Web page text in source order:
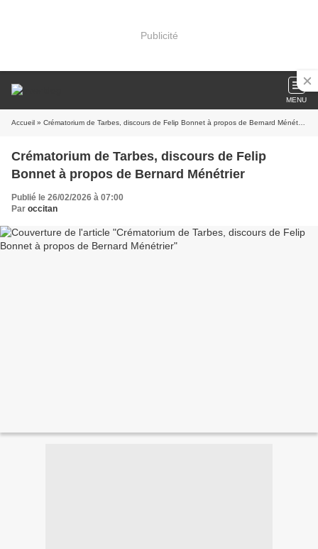
Publicité
MENU
Accueil » Crématorium de Tarbes, discours de Felip Bonnet à propos de Bernard Ménétrier
Crématorium de Tarbes, discours de Felip
Bonnet à propos de Bernard Ménétrier
Publié le 26/02/2026 à 07:00
Par occitan